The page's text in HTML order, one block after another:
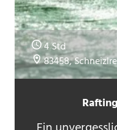
4 Std
83458,